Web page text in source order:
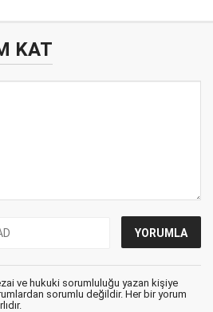
KAT
ve hukuki sorumluluğu yazan kişiye
sorumlu değildir. Her bir yorum